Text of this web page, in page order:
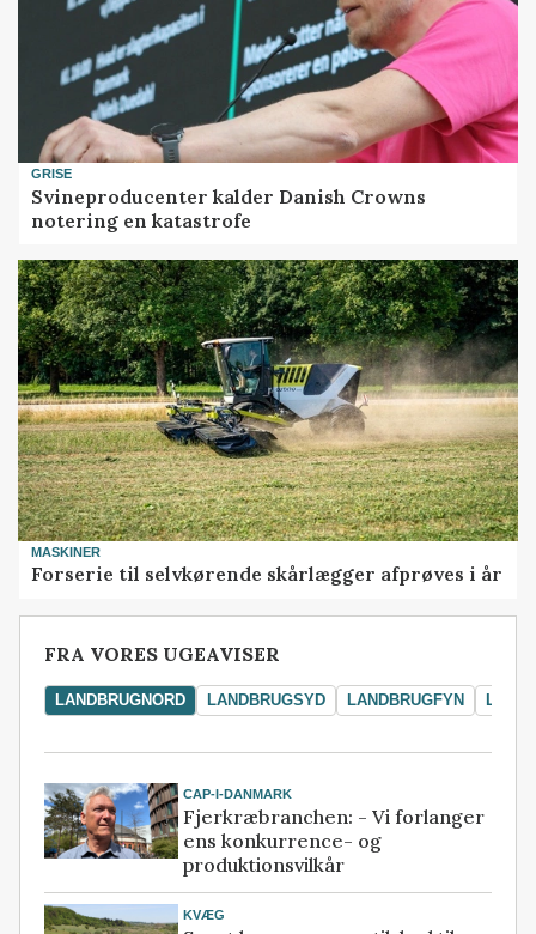
GRISE
Svineproducenter kalder Danish Crowns
notering en katastrofe
MASKINER
Forserie til selvkørende skårlægger afprøves i år
FRA VORES UGEAVISER
LANDBRUGNORD LANDBRUGSYD LANDBRUGFYN
CAP-I-DANMARK
Fjerkræbranchen: - Vi forlanger
ens konkurrence- og
produktionsvilkår
KVÆG